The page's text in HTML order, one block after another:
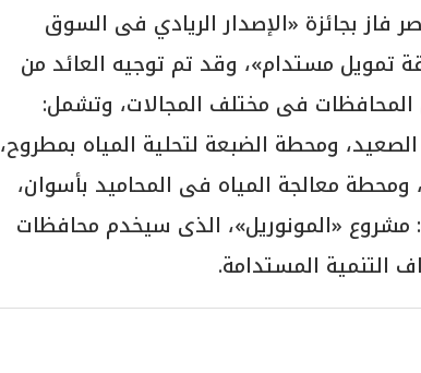
فاز بجائزة «الإصدار الريادي فى السوق
تمويل مستدام»، وقد تم توجيه العائد من
بالعديد من المحافظات فى مختلف المجالات، وتشمل:
ومحطة الضبعة لتحلية المياه بمطروح،
معالجة المياه فى المحاميد بأسوان،
مشروع «المونوريل»، الذى سيخدم محافظات
التنمية المستدامة.